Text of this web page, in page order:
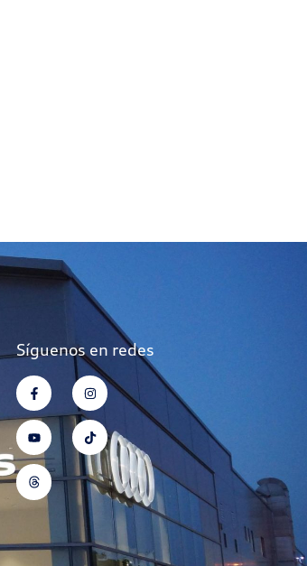
Síguenos en redes